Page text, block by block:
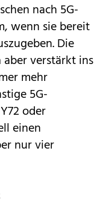
nach 5G-
wenn sie bereit
Die
verstärkt ins
mehr
5G-
oder
einen
nur vier